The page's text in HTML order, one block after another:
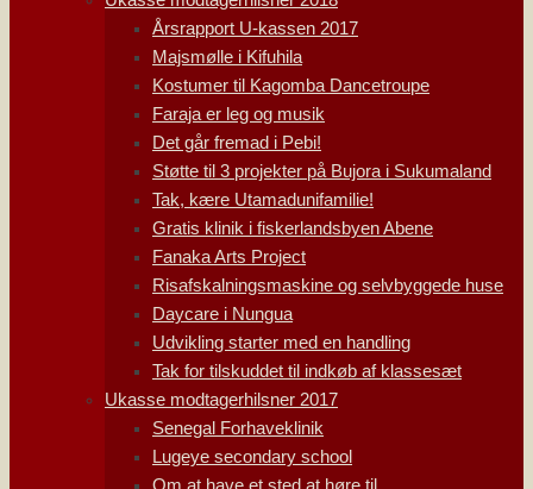
Årsrapport U-kassen 2017
Majsmølle i Kifuhila
Kostumer til Kagomba Dancetroupe
Faraja er leg og musik
Det går fremad i Pebi!
Støtte til 3 projekter på Bujora i Sukumaland
Tak, kære Utamadunifamilie!
Gratis klinik i fiskerlandsbyen Abene
Fanaka Arts Project
Risafskalningsmaskine og selvbyggede huse
Daycare i Nungua
Udvikling starter med en handling
Tak for tilskuddet til indkøb af klassesæt
Ukasse modtagerhilsner 2017
Senegal Forhaveklinik
Lugeye secondary school
Om at have et sted at høre til